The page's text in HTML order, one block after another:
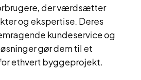
der værdsætter
og ekspertise. Deres
kundeservice og
gør dem til et
ethvert byggeprojekt.